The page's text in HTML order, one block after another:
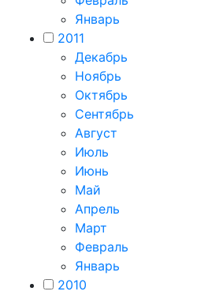
Январь
2011
Декабрь
Ноябрь
Октябрь
Сентябрь
Август
Июль
Июнь
Май
Апрель
Март
Февраль
Январь
2010